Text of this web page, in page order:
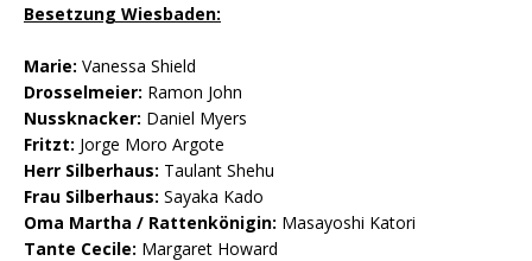
Besetzung Wiesbaden:
Marie: Vanessa Shield
Drosselmeier: Ramon John
Nussknacker: Daniel Myers
Fritzt: Jorge Moro Argote
Herr Silberhaus: Taulant Shehu
Frau Silberhaus: Sayaka Kado
Oma Martha / Rattenkönigin: Masayoshi Katori
Tante Cecile: Margaret Howard